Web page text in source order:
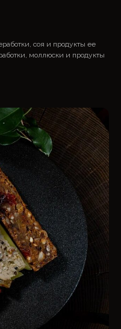
соя и продукты ее
моллюски и продукты